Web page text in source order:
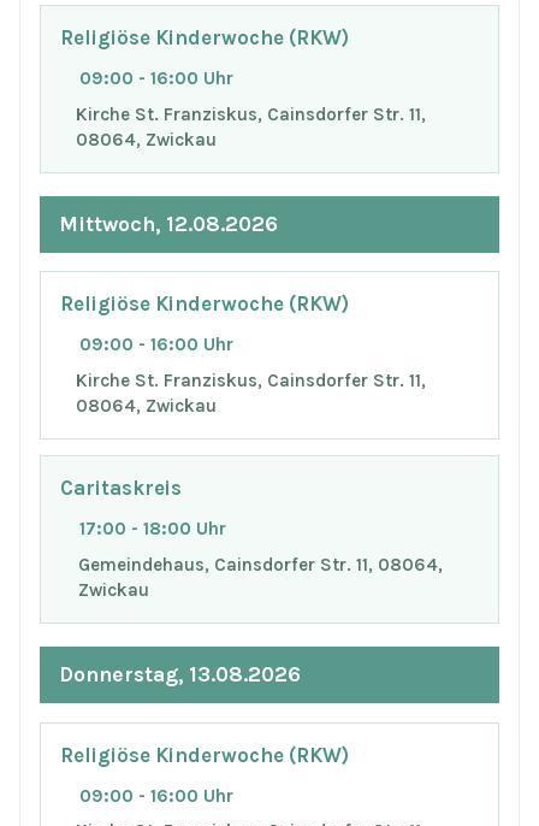
Religiöse Kinderwoche (RKW)
09:00 - 16:00 Uhr
Kirche St. Franziskus, Cainsdorfer Str. 11,
08064, Zwickau
Mittwoch, 12.08.2026
Religiöse Kinderwoche (RKW)
09:00 - 16:00 Uhr
Kirche St. Franziskus, Cainsdorfer Str. 11,
08064, Zwickau
Caritaskreis
17:00 - 18:00 Uhr
Gemeindehaus, Cainsdorfer Str. 11, 08064,
Zwickau
Donnerstag, 13.08.2026
Religiöse Kinderwoche (RKW)
09:00 - 16:00 Uhr